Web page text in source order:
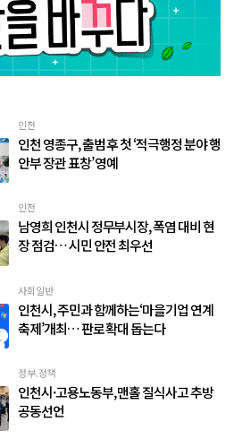
인천
인천 영종구, 출범 후 첫 ‘적극행정 분야 행
안부 장관 표창’ 영예
인천
남영희 인천시 정무부시장, 폭염 대비 현
장 점검… 시민 안전 최우선
사회일반
인천시, 주민과 함께하는‘마을기업 연계
축제’개최… 판로 확대 돕는다
정부.정책
인천시·고용노동부, 맨홀 질식사고 추방
공동선언